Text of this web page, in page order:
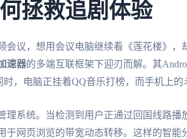
拯救追剧体验
会议，想用会议电脑继续看《莲花楼》
速器的多端互联框架下迎刃而解。其
，电脑正挂着QQ音乐打榜，而手机上的
理系统。当检测到用户正通过回国线路播
于网页浏览的带宽动态转移。这样的智